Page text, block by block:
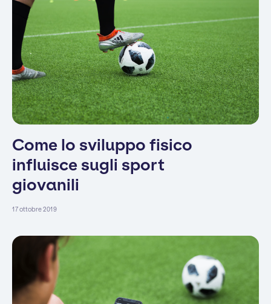
Come lo sviluppo fisico
influisce sugli sport
giovanili
17 ottobre 2019